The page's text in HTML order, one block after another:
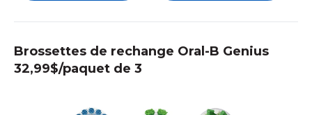
Brossettes de rechange Oral-B Genius
32,99$/paquet de 3